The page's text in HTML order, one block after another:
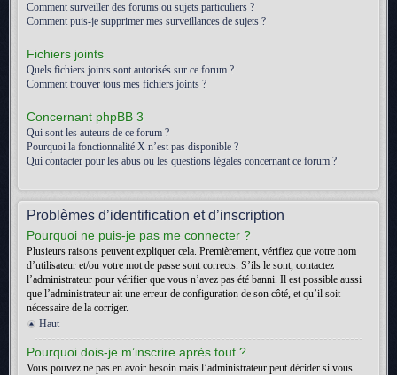
Comment surveiller des forums ou sujets particuliers ?
Comment puis-je supprimer mes surveillances de sujets ?
Fichiers joints
Quels fichiers joints sont autorisés sur ce forum ?
Comment trouver tous mes fichiers joints ?
Concernant phpBB 3
Qui sont les auteurs de ce forum ?
Pourquoi la fonctionnalité X n’est pas disponible ?
Qui contacter pour les abus ou les questions légales concernant ce forum ?
Problèmes d’identification et d’inscription
Pourquoi ne puis-je pas me connecter ?
Plusieurs raisons peuvent expliquer cela. Premièrement, vérifiez que votre nom
d’utilisateur et/ou votre mot de passe sont corrects. S’ils le sont, contactez
l’administrateur pour vérifier que vous n’avez pas été banni. Il est possible aussi
que l’administrateur ait une erreur de configuration de son côté, et qu’il soit
nécessaire de la corriger.
Haut
Pourquoi dois-je m’inscrire après tout ?
Vous pouvez ne pas en avoir besoin mais l’administrateur peut décider si vous